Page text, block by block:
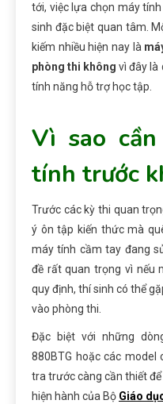
tới, việc lựa chọn máy
sinh đặc biệt quan tâm.
kiếm nhiều hiện nay là
phòng thi không vìđây là
tính năng hỗ trợ học tập.
Vì sao
tính trước
Trước các kỳ thi quan
ý ôn tập kiến thức mà
máy tính cầm tay đang
đề rất quan trọng vì nếu
quy định, thí sinh có thể
vào phòng thi.
Đặc biệt với những
880BTG hoặc các model
tra trước càng cần thiết
hiện hành của Bộ Giáo